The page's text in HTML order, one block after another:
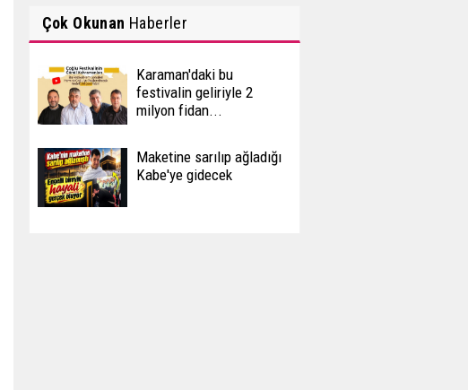
Çok Okunan Haberler
Karaman'daki bu
festivalin geliriyle 2
milyon fidan...
Maketine sarılıp ağladığı
Kabe'ye gidecek